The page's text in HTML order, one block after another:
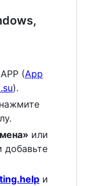
(App
).
или
добавьте
и